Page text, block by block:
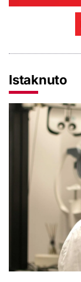
Istaknuto